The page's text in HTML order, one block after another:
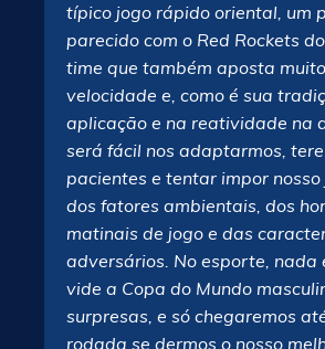
típico jogo rápido oriental, um
parecido com o Red Rockets
time que também aposta
velocidade e, como é sua
aplicação e na reatividade na
será fácil nos adaptarmos,
pacientes e tentar impor nosso
dos fatores ambientais, dos
matinais de jogo e das
adversários. No esporte, nada
vide a Copa do Mundo
surpresas, e só chegaremos
rodada se dermos o nosso